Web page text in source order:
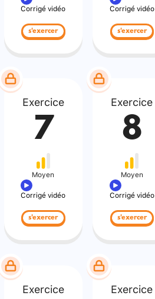
Corrigé vidéo
s'exercer
Corrigé vidéo
s'exercer
Exercice
7
Moyen
Corrigé vidéo
s'exercer
Exercice
8
Moyen
Corrigé vidéo
s'exercer
Exercice Exercice